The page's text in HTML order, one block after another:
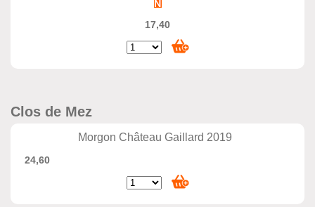
17,40
Clos de Mez
Morgon Château Gaillard 2019
24,60